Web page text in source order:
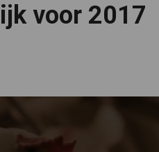
voor 2017